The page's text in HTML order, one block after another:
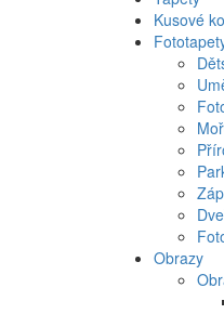
Kusové
Obrazy